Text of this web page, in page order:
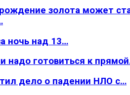
золота может
ночь над 13…
надо готовиться к
дело о падении НЛО с…